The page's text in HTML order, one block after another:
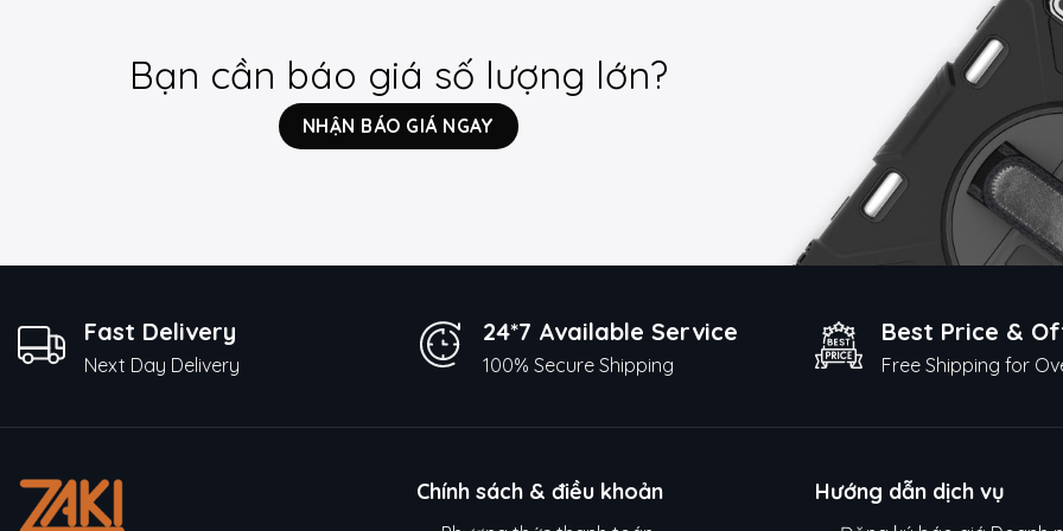
Bạn cần báo giá số lượng lớn?
NHẬN BÁO GIÁ NGAY
Fast Delivery
Next Day Delivery
24*7 Available Service
100% Secure Shipping
Best Price &
Free Shipping for
Chính sách & điều khoản Hướng dẫn dịch vụ